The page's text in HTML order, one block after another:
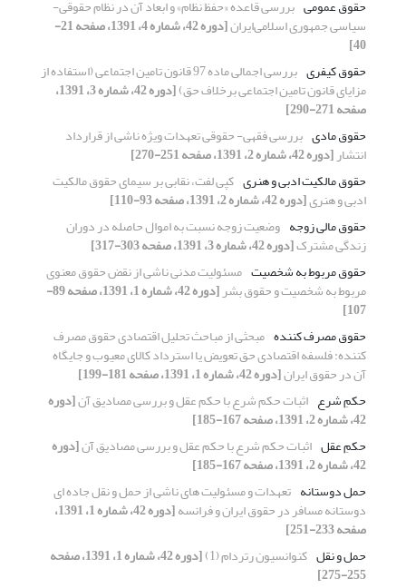
حقوق عمومی بررسی قاعده «حفظ نظام» و ابعاد آن در نظام حقوقی-
سیاسی جمهوری اسلامی‌ایران [دوره 42، شماره 4، 1391، صفحه 21-
40]
حقوق کیفری
بررسی اجمالی ماده 97 قانون تامین اجتماعی (استفاده از
مزایای قانون تامین اجتماعی برخلاف حق) [دوره 42، شماره 3، 1391،
صفحه 271-290]
حقوق مادی بررسی فقهی- حقوقی تعهدات ویژه ناشی از قرارداد
انتشار[دوره 42، شماره 2، 1391، صفحه 251-270]
حقوق مالکیت ادبی و هنری کپی لفت، نقابی بر سیمای حقوق مالکیت
ادبی و هنری[دوره 42، شماره 2، 1391، صفحه 93-110]
حقوق مالی زوجه وضعیت زوجه نسبت به اموال حاصله در دوران
زندگی مشترک[دوره 42، شماره 3، 1391، صفحه 303-317]
حقوق مربوط به شخصیت مسئولیت مدنی ناشی از نقض حقوق معنوی
مربوط به شخصیت و حقوق بشر [دوره 42، شماره 1، 1391، صفحه 89-
107]
حقوق مصرف کننده مبحثی از مباحث تحلیل اقتصادی حقوق مصرف
کننده: فلسفه اقتصادی حق تعویض یا استرداد کالای معیوب و جایگاه
آن در حقوق ایران[دوره 42، شماره 1، 1391، صفحه 181-199]
حکمِ شرع اثبات حکم شرع با حکم عقل و بررسی مصادیق آن[دوره
42، شماره 2، 1391، صفحه 167-185]
حکمِ عقل اثبات حکم شرع با حکم عقل و بررسی مصادیق آن[دوره
42، شماره 2، 1391، صفحه 167-185]
حمل دوستانه تعهدات و مسئولیت های ناشی از حمل و نقل جاده ای
دوستانه مسافر در حقوق ایران و فرانسه [دوره 42، شماره 1، 1391،
صفحه 233-251]
حمل و نقل کنوانسیون رتردام (1) [دوره 42، شماره 1، 1391، صفحه
255-275]